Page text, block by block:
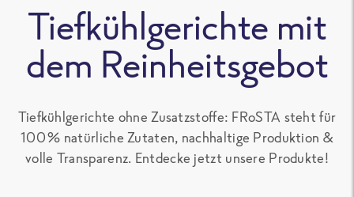
Tiefkühlgerichte mit
dem Reinheitsgebot
Tiefkühlgerichte ohne Zusatzstoffe: FRoSTA steht für
100 % natürliche Zutaten, nachhaltige Produktion &
volle Transparenz. Entdecke jetzt unsere Produkte!